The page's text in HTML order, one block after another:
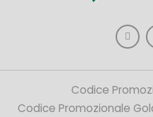
Codice
Codice Promozionale